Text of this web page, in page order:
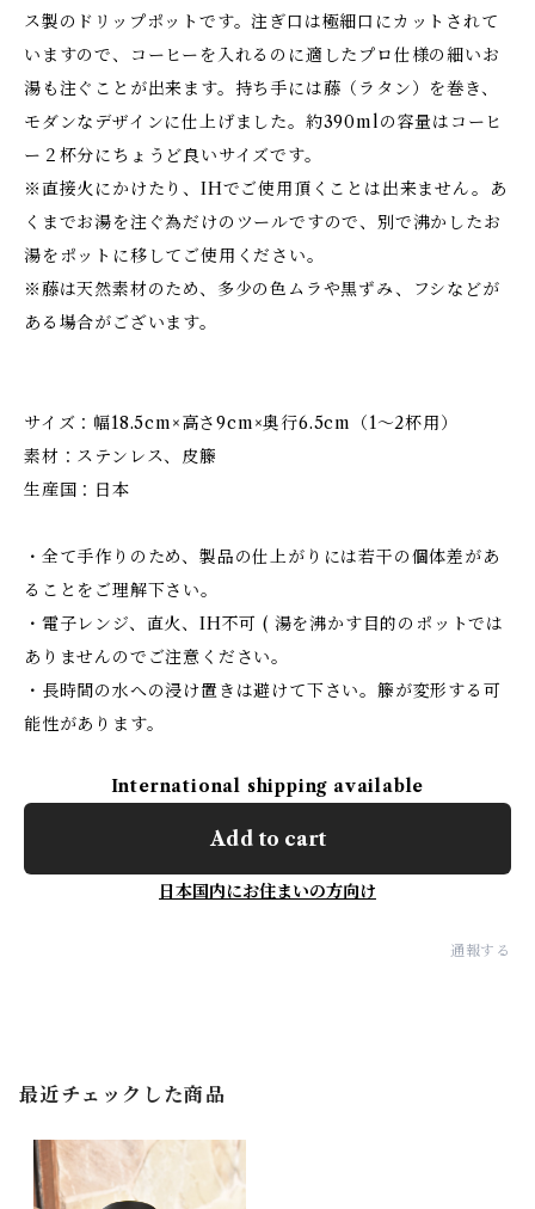
ス製のドリップポットです。注ぎ口は極細口にカットされて
いますので、コーヒーを入れるのに適したプロ仕様の細いお
湯も注ぐことが出来ます。持ち手には藤（ラタン）を巻き、
モダンなデザインに仕上げました。約390mlの容量はコーヒ
ー２杯分にちょうど良いサイズです。
※直接火にかけたり、IHでご使用頂くことは出来ません。あ
くまでお湯を注ぐ為だけのツールですので、別で沸かしたお
湯をポットに移してご使用ください。
※藤は天然素材のため、多少の色ムラや黒ずみ、フシなどが
ある場合がございます。
サイズ：幅18.5cm×高さ9cm×奥行6.5cm（1～2杯用）
素材：ステンレス、皮籐
生産国：日本
・全て手作りのため、製品の仕上がりには若干の個体差があ
ることをご理解下さい。
・電子レンジ、直火、IH不可 ( 湯を沸かす目的のポットでは
ありませんのでご注意ください。
・長時間の水への浸け置きは避けて下さい。籐が変形する可
能性があります。
International shipping available
Add to cart
日本国内にお住まいの方向け
通報する
最近チェックした商品